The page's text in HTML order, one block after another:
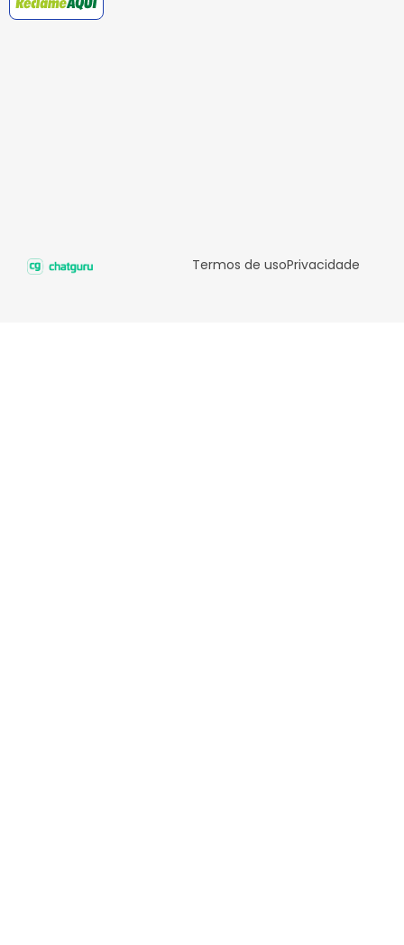
Termos de usoPrivacidade